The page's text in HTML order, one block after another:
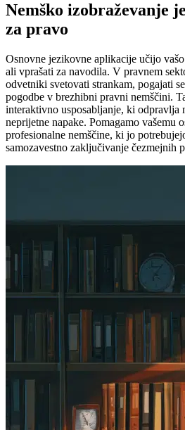
Nemško izobraževanje
za pravo
Osnovne jezikovne aplikacije učijo
ali vprašati za navodila. V pravnem
odvetniki svetovati strankam, pogajati
pogodbe v brezhibni pravni nemščini.
interaktivno usposabljanje, ki odpravlja
neprijetne napake. Pomagamo vašemu
profesionalne nemščine, ki jo
samozavestno zaključivanje čezmejnih